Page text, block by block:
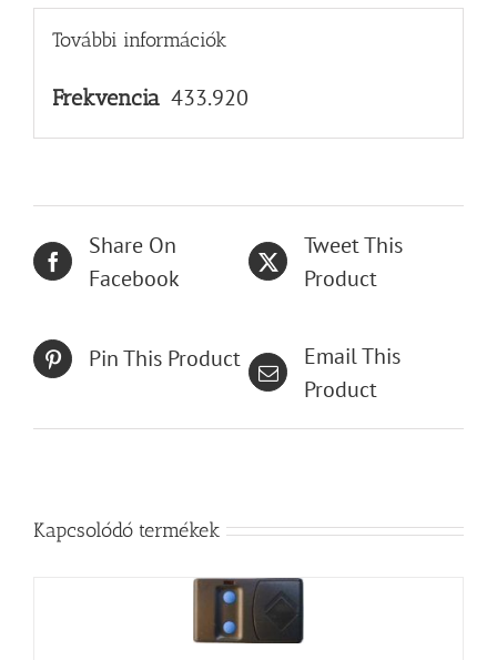
További információk
Frekvencia 433.920
Share On
Facebook
Tweet This
Product
Pin This Product
Email This
Product
Kapcsolódó termékek